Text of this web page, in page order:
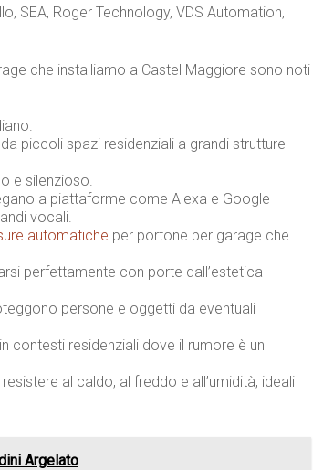
SEA, Roger Technology, VDS Automation,
che installiamo a Castel Maggiore sono noti
piccoli spazi residenziali a grandi strutture
e silenzioso.
a piattaforme come Alexa e Google
vocali.
automatiche per portone per garage che
perfettamente con porte dall’estetica
persone e oggetti da eventuali
contesti residenziali dove il rumore è un
al caldo, al freddo e all’umidità, ideali
Argelato